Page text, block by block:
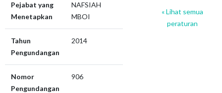
Pejabat yang
Menetapkan
NAFSIAH
MBOI
Tahun
Pengundangan
2014
Nomor
Pengundangan
906
« Lihat semua
peraturan